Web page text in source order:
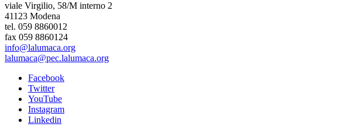
viale Virgilio, 58/M interno 2
41123 Modena
tel. 059 8860012
fax 059 8860124
info@lalumaca.org
lalumaca@pec.lalumaca.org
Facebook
Twitter
YouTube
Instagram
Linkedin